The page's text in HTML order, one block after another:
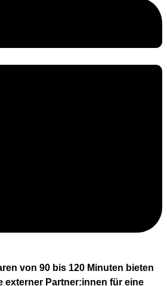
von 90 bis 120 Minuten bieten
externer Partner:innen für eine